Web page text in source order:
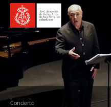
contenido
Concierto